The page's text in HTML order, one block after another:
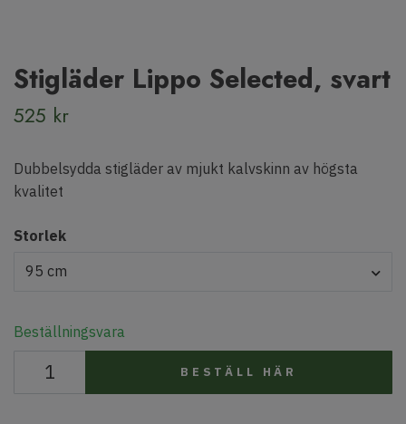
Stigläder Lippo Selected, svart
525 kr
Dubbelsydda stigläder av mjukt kalvskinn av högsta
kvalitet
Storlek
95 cm
Beställningsvara
BESTÄLL HÄR